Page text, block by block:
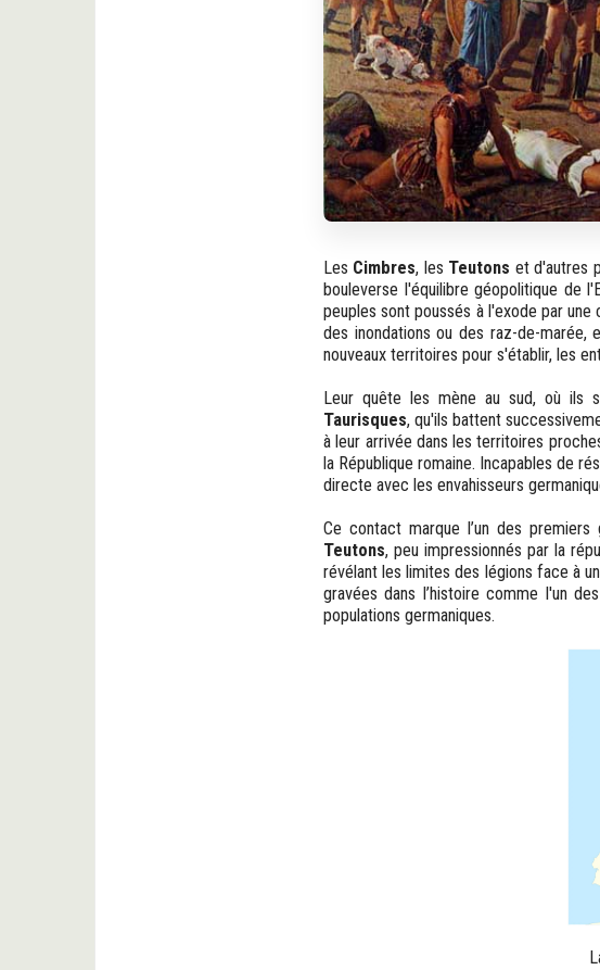
Les Cimbres, les Teutons et d'autres
bouleverse l'équilibre géopolitique de
peuples sont poussés à l'exode par
des inondations ou des raz-de-marée,
nouveaux territoires pour s'établir, les
Leur quête les mène au sud, où ils
Taurisques, qu'ils battent
à leur arrivée dans les territoires
la République romaine. Incapables de
directe avec les envahisseurs
Ce contact marque l’un des
Teutons, peu impressionnés par la
révélant les limites des légions face à
gravées dans l’histoire comme l'un
populations germaniques.